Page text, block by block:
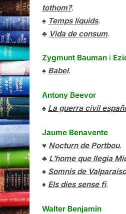
tothom?.
♠ Temps líquids.
♣ Vida de consum.
Zygmunt Bauman i
♠ Babel.
Antony Beevor
♠ La guerra civil
Jaume Benavente
♥ Nocturn de Portbou.
♣ L’home que llegia
♠ Somnis de Valparaíso
♦ Els dies sense fi.
Walter Benjamin